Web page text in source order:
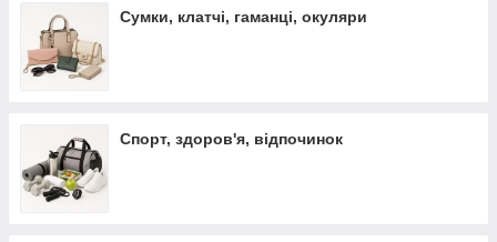
Сумки, клатчі, гаманці, окуляри
Спорт, здоров'я, відпочинок